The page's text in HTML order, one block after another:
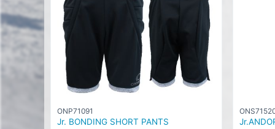
ONP71091
Jr. BONDING SHORT PANTS